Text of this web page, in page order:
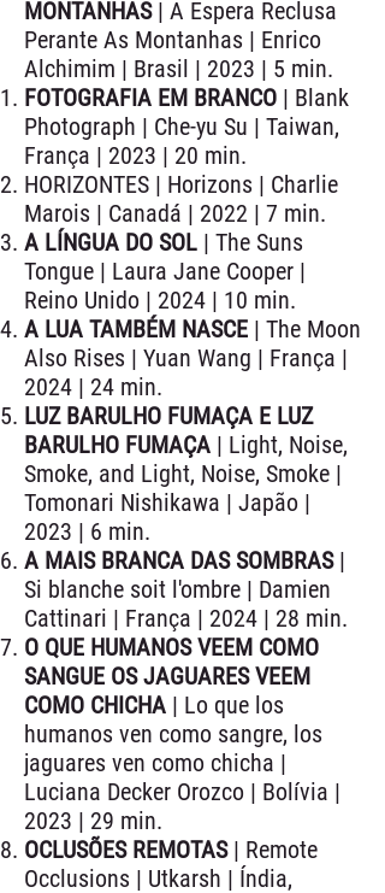
MONTANHAS| A Espera Reclusa
Perante As Montanhas | Enrico
Alchimim | Brasil | 2023 | 5 min.
FOTOGRAFIA EM BRANCO | Blank
Photograph | Che-yu Su | Taiwan,
França | 2023 | 20 min.
HORIZONTES | Horizons | Charlie
Marois | Canadá | 2022 | 7 min.
A LÍNGUA DO SOL | The Suns
Tongue | Laura Jane Cooper |
Reino Unido | 2024 | 10 min.
A LUA TAMBÉM NASCE | The Moon
Also Rises | Yuan Wang | França |
2024 | 24 min.
LUZ BARULHO FUMAÇA E LUZ
BARULHO FUMAÇA | Light, Noise,
Smoke, and Light, Noise, Smoke |
Tomonari Nishikawa | Japão |
2023 | 6 min.
A MAIS BRANCA DAS SOMBRAS|
Si blanche soit l'ombre | Damien
Cattinari | França | 2024 | 28 min.
O QUE HUMANOS VEEM COMO
SANGUE OS JAGUARES VEEM
COMO CHICHA | Lo que los
humanos ven como sangre, los
jaguares ven como chicha |
Luciana Decker Orozco | Bolívia |
2023 | 29 min.
OCLUSÕES REMOTAS| Remote
Occlusions | Utkarsh | Índia,